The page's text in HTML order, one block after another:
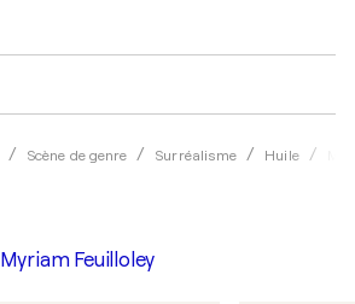
Scène de genre Surréalisme Huile
Myriam Feuilloley